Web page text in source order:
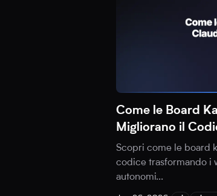
Come le Board
Migliorano il
Scopri come le board
codice trasformando i
autonomi...